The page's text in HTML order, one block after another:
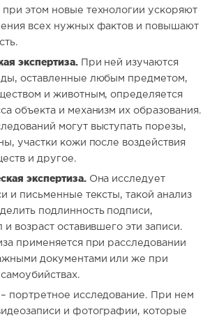
этом новые технологии ускоряют
всех нужных фактов и повышают
экспертиза.При ней изучаются
оставленные любым предметом,
и животным, определяется
объекта и механизм их образования.
могут выступать порезы,
участки кожи после воздействия
и другое.
экспертиза.Она исследует
и письменные тексты, такой анализ
подлинность подписи,
и возраст оставившего эти записи.
применяется при расследовании
документами или же при
– портретное исследование. При нем
и фотографии, которые